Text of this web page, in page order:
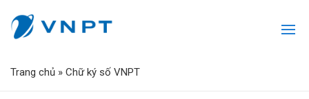
Trang chủ » Chữ ký số VNPT